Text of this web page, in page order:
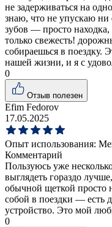
не задерживаться на
знаю, что не упускаю ни
зубов — просто
только свежесть!
собираешься в поездку.
нашей жизни, и я с
0
Отзыв полезен
Efim Fedorov
17.05.2025
Опыт использования:
Комментарий
Пользуюсь уже
выглядеть гораздо
обычной щеткой просто
собой в поездки — есть
устройство. Это мой
0